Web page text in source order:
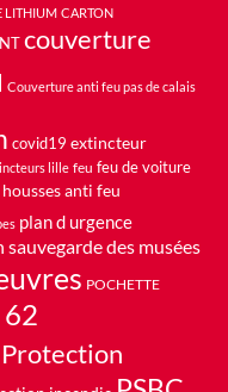
LITHIUM CARTON
couverture
Couverture anti feu pas de calais
covid19 extincteur
lille feu feu de voiture
housses anti feu
plan d urgence
sauvegarde des musées
POCHETTE
Protection